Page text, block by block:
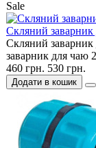
Sale
Скляний
Скляний
заварник для чаю
460 грн. 530 грн.
Додати в кошик